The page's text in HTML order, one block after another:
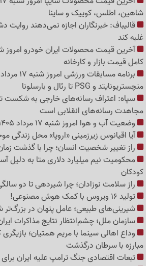
شاهین، اطلس، کوییک و ساینا
قالیباف: خبرنگاران اجازه نمی‌دهند روایت
غلبه کند
کامل قیمت بازار و کارخانه
منچستریونایتد و PSG تا رئال و بارسلونا
سپاه: اعتراف رسانه‌های خارجی به شکست
مجاهدت رسانه‌های انقلابی است
وضعیت آب و هوا امروز شنبه 17 مرداد 1405 + وضعیت استانها
آیا اقیانوس زیرزمینی «اروپا» محل زندگی
راز تغییر شخصیت انسان؛ چرا با گذشت
محکومیت نیم میلیارد دلاری متا به دلیل
کودکان
راز سلامت نوزادان؛ چرا شیردهی تا دو
تولید 16 ویروس با کمک هوش مصنوعی!
شیرینی‌های طبیعی؛ عامل پنهان در
سازمان ملل؛ چشم‌انتظار نتایج مذاکرات
مبارزه با سرطان درگذشت
تبعات اقتصادی جنگ ترامپ علیه ایران برای